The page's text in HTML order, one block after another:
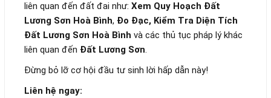
liên quan đến đất đai như: Xem Quy Hoạch Đất
Lương Sơn Hoà Bình, Đo Đạc, Kiểm Tra Diện Tích
Đất Lương Sơn Hoà Bình và các thủ tục pháp lý khác
liên quan đến Đất Lương Sơn.
Đừng bỏ lỡ cơ hội đầu tư sinh lời hấp dẫn này!
Liên hệ ngay: